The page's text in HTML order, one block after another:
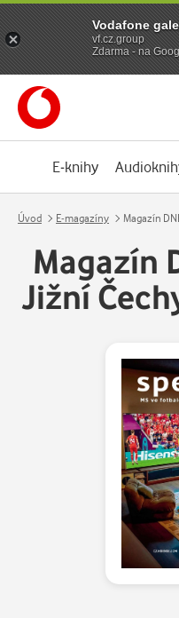
E-knihy
Úvod E-magazíny Magazín
Magazín
Jižní
Vodafone
vf.cz.group
Zdarma - na